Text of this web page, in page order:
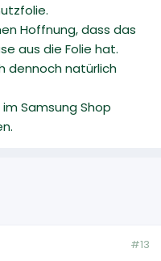
Hoffnung, dass das
aus die Folie hat.
dennoch natürlich
Samsung Shop
#13